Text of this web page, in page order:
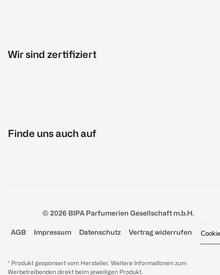
Wir sind zertifiziert
Finde uns auch auf
© 2026 BIPA Parfumerien Gesellschaft m.b.H.
AGB Impressum Datenschutz Vertrag widerrufen
* Produkt gesponsert vom Hersteller. Weitere Informationen zum
Werbetreibenden direkt beim jeweiligen Produkt.